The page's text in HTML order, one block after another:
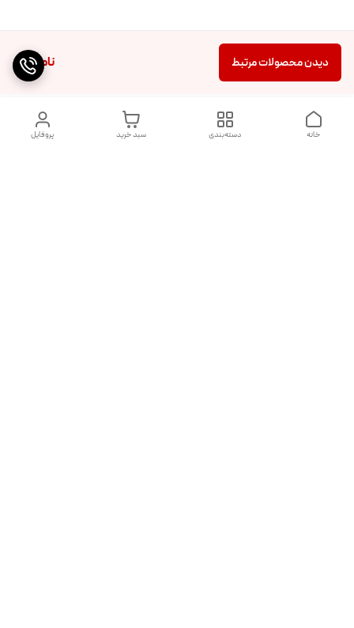
ناموجود دیدن محصولات مرتبط
پروفایل سبد خرید دسته‌بندی خانه